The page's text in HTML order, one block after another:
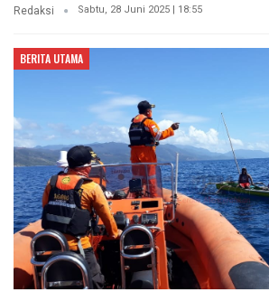
Redaksi Sabtu, 28 Juni 2025 | 18:55
BERITA UTAMA